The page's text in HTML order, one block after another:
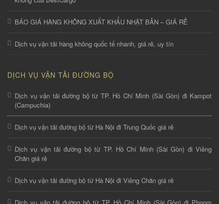
BÁO GIÁ HÀNG KHÔNG XUẤT KHẨU NHẬT BẢN – GIÁ RẺ
Dịch vụ vận tải hàng không quốc tế nhanh, giá rẻ, uy tín
DỊCH VỤ VẬN TẢI ĐƯỜNG BỘ
Dịch vụ vận tải đường bộ từ TP. Hồ Chí Minh (Sài Gòn) đi Kampot
(Campuchia)
Dịch vụ vận tải đường bộ từ Hà Nội đi Trung Quốc giá rẻ
Dịch vụ vận tải đường bộ từ TP. Hồ Chí Minh (Sài Gòn) đi Viêng
Chăn giá rẻ
Dịch vụ vận tải đường bộ từ Hà Nội đi Viêng Chăn giá rẻ